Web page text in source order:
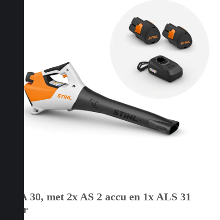
BGA 30, met 2x AS 2 accu en 1x ALS 31
lader